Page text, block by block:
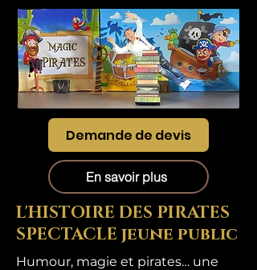
Demande de devis
En savoir plus
L'HISTOIRE DES PIRATES
SPECTACLE jeune public
Humour, magie et pirates… une